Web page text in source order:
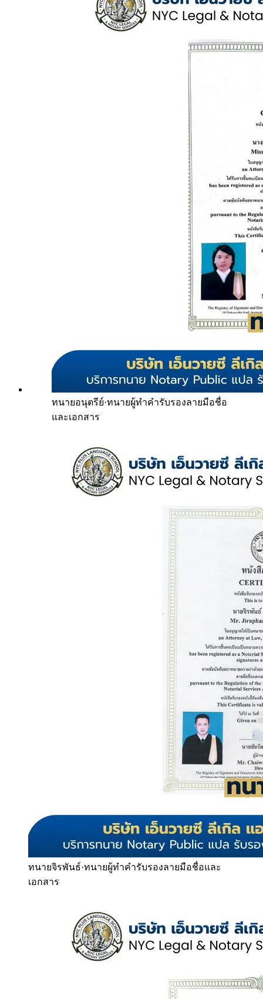
ทนายอนุตรีย์·ทนายผู้ทำคำรับรองลายมือชื่อ
และเอกสาร
ทนายจิรพันธ์·ทนายผู้ทำคำรับรองลายมือชื่อและ
เอกสาร